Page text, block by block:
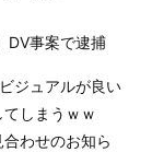
DV事案で逮捕
ジュアルが良い
しまうｗｗ
合わせのお知ら